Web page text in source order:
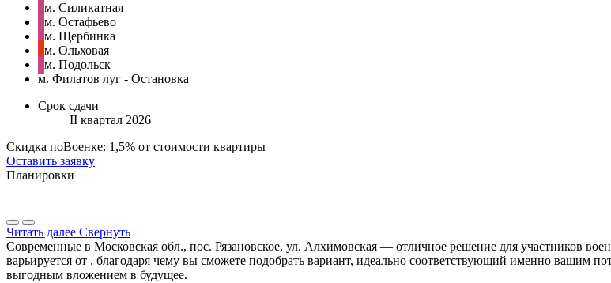
м. Силикатная
м. Остафьево
м. Щербинка
м. Ольховая
м. Подольск
м. Филатов луг - Остановка
Срок сдачи
II квартал 2026
Скидка поВоенке: 1,5% от стоимости квартиры
Оставить заявку
Планировки
Читать далее Свернуть
Современные в Московская обл., пос. Рязановское, ул. Алхимовская — отличное решение для участников
варьируется от , благодаря чему вы сможете подобрать вариант, идеально соответствующий именно вашим
выгодным вложением в будущее.